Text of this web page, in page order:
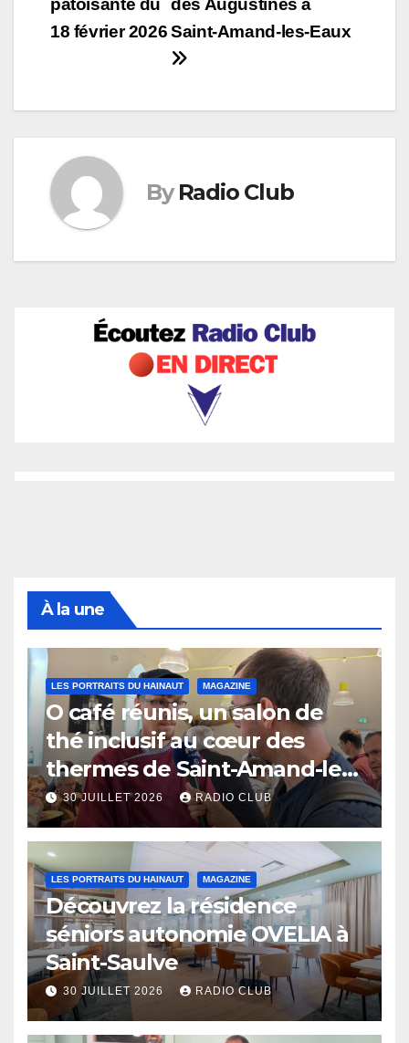
de
des Augustines à
Saint-Amand-les-Eaux
patoisante du
18 février 2026
By Radio Club
À la une
LES PORTRAITS DU HAINAUT MAGAZINE
O café réunis, un salon de
thé inclusif au cœur des
thermes de Saint-Amand-les-
Eaux
30 JUILLET 2026 RADIO CLUB
LES PORTRAITS DU HAINAUT MAGAZINE
Découvrez la résidence
séniors autonomie OVELIA à
Saint-Saulve
30 JUILLET 2026 RADIO CLUB